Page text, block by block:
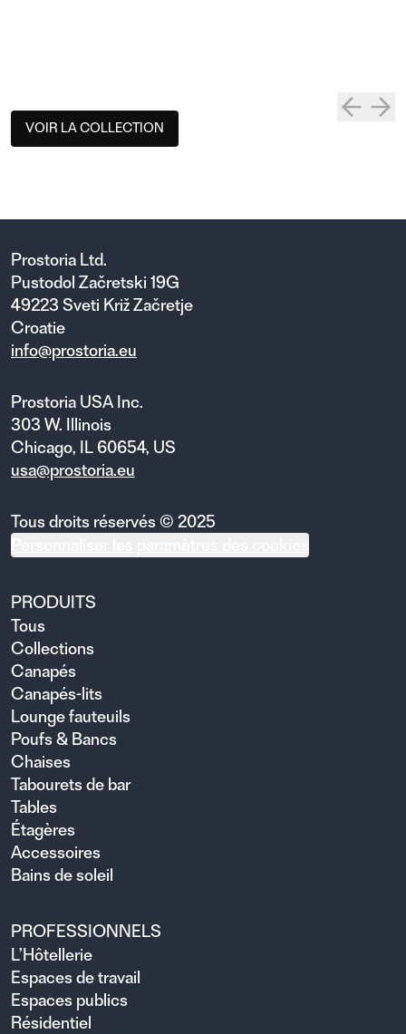
VOIR LA COLLECTION
Prostoria Ltd.
Pustodol Začretski 19G
49223 Sveti Križ Začretje
Croatie
info@prostoria.eu
Prostoria USA Inc.
303 W. Illinois
Chicago, IL 60654, US
usa@prostoria.eu
Tous droits réservés © 2025
PRODUITS
Tous
Collections
Canapés
Canapés-lits
Lounge fauteuils
Poufs & Bancs
Chaises
Tabourets de bar
Tables
Étagères
Accessoires
Bains de soleil
PROFESSIONNELS
L’Hôtellerie
Espaces de travail
Espaces publics
Résidentiel